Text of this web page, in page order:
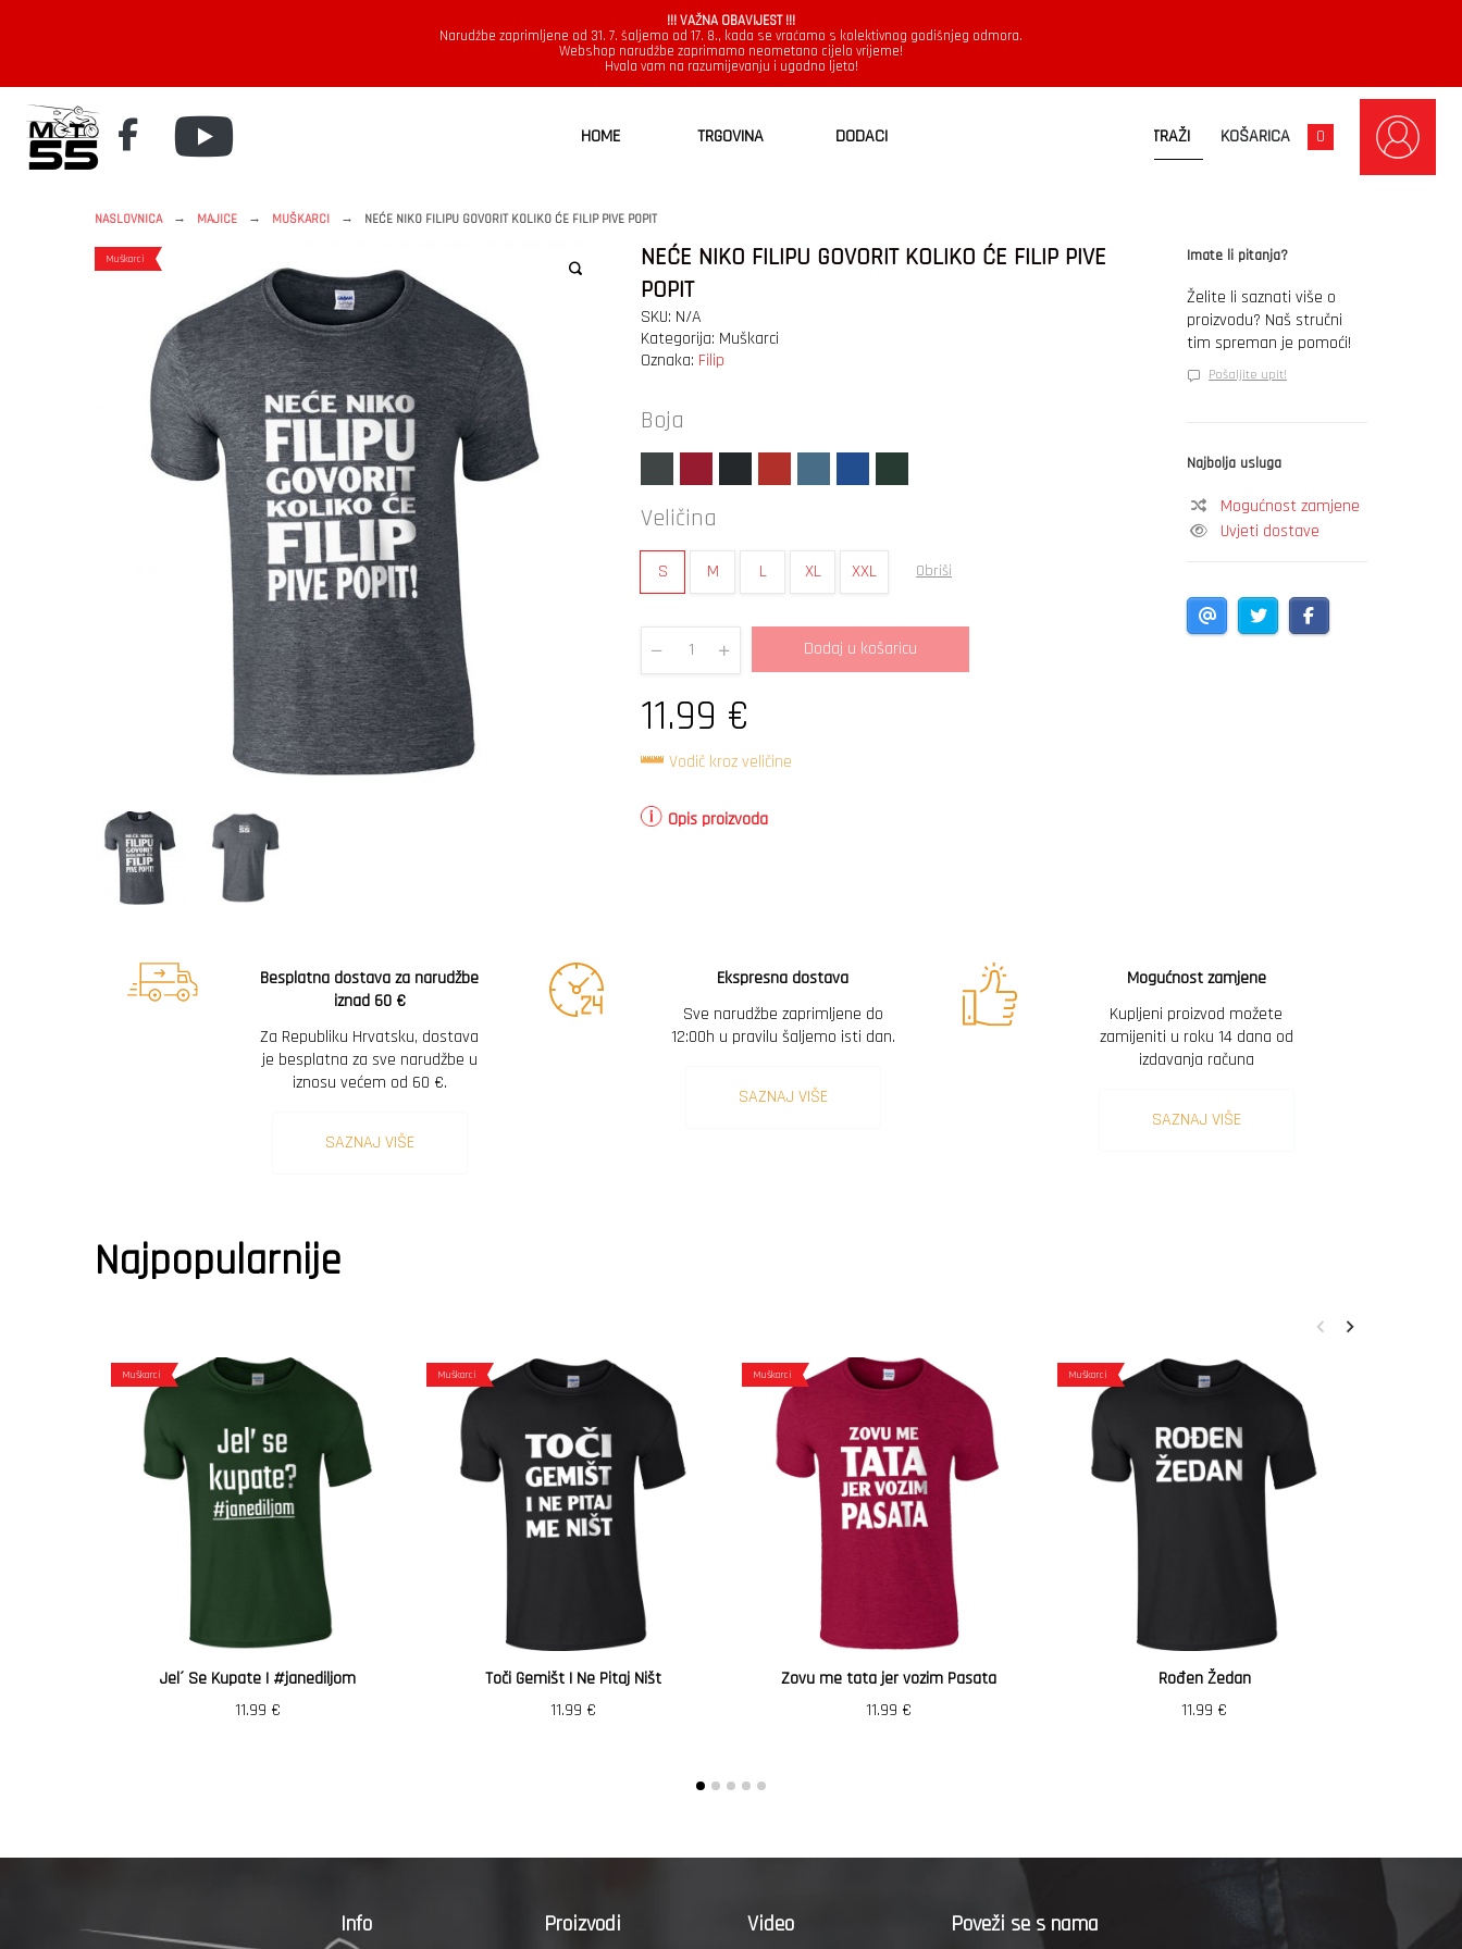
!!! VAŽNA OBAVIJEST !!!
Narudžbe zaprimljene od 31. 7. šaljemo od 17. 8., kada se vraćamo s kolektivnog godišnjeg odmora.
Webshop narudžbe zaprimamo neometano cijelo vrijeme!
Hvala vam na razumijevanju i ugodno ljeto!
HOME TRGOVINA DODACI KOŠARICA 0
NASLOVNICA → MAJICE → MUŠKARCI → NEĆE NIKO FILIPU GOVORIT KOLIKO ĆE FILIP PIVE POPIT
Muškarci
NEĆE NIKO FILIPU GOVORIT KOLIKO ĆE FILIP PIVE
POPIT
SKU: N/A
Kategorija: Muškarci
Oznaka: Filip
Boja
Veličina
S M L XL XXL Obriši
Quantity
Dodaj u košaricu
11.99 €
Vodič kroz veličine
Opis proizvoda
Imate li pitanja?
Želite li saznati više o
proizvodu? Naš stručni
tim spreman je pomoći!
Pošaljite upit!
Najbolja usluga
Mogućnost zamjene
Uvjeti dostave
Besplatna dostava za narudžbe
iznad 60 €
Za Republiku Hrvatsku, dostava
je besplatna za sve narudžbe u
iznosu većem od 60 €.
SAZNAJ VIŠE
Ekspresna dostava
Sve narudžbe zaprimljene do
12:00h u pravilu šaljemo isti dan.
SAZNAJ VIŠE
Mogućnost zamjene
Kupljeni proizvod možete
zamijeniti u roku 14 dana od
izdavanja računa
SAZNAJ VIŠE
Najpopularnije
Muškarci
Jel´ Se Kupate | #janediljom
11.99 €
Muškarci
Toči Gemišt I Ne Pitaj Ništ
11.99 €
Muškarci
Zovu me tata jer vozim Pasata
11.99 €
Muškarci
Rođen Žedan
11.99 €
Info Proizvodi Video Poveži se s nama